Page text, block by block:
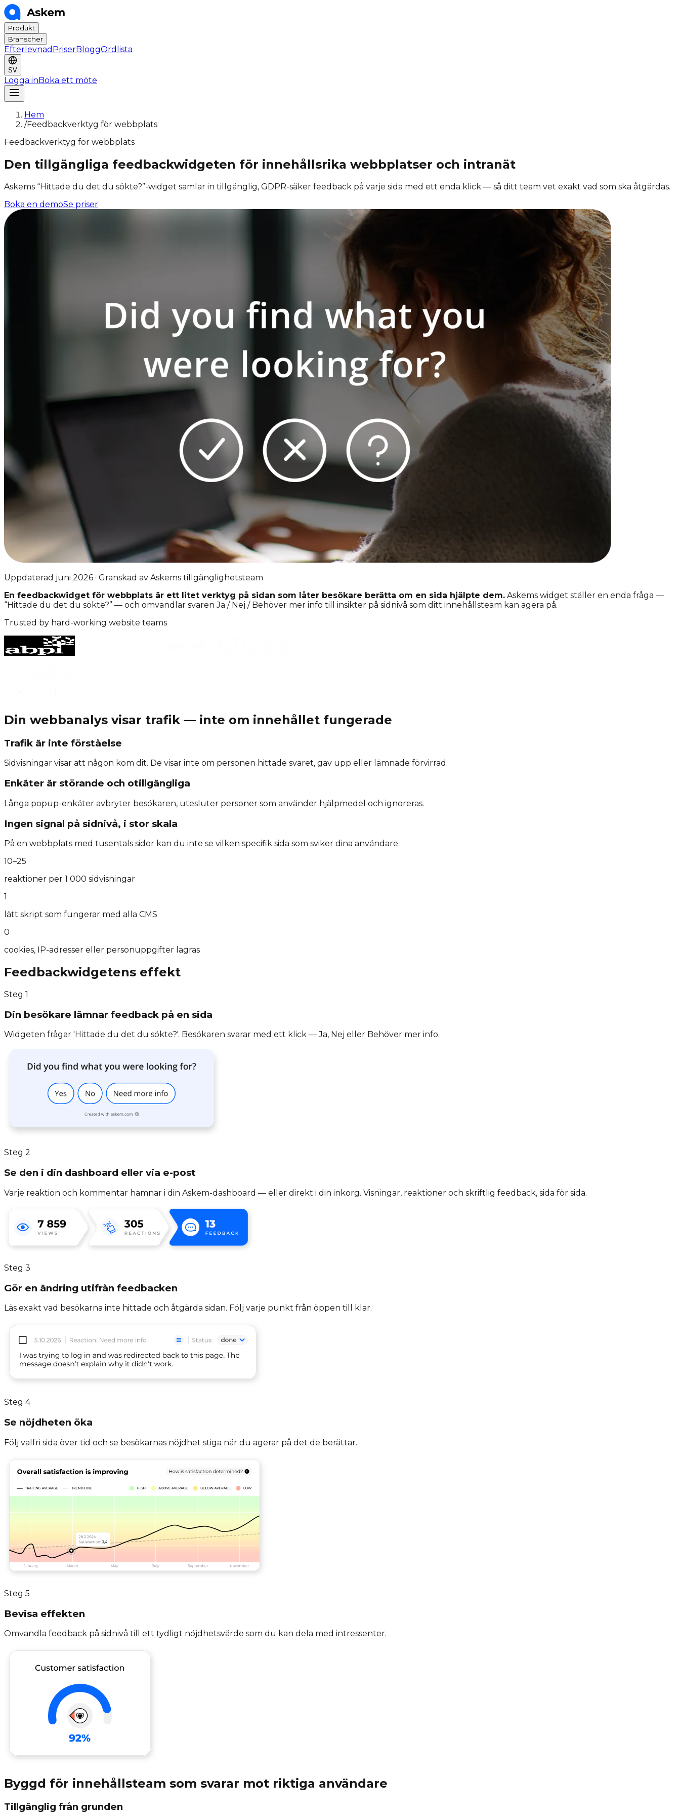
Produkt
Branscher
Efterlevnad PriserBloggOrdlista
SV
Logga inBoka ett möte
Hem
/Feedbackverktyg för webbplats
Feedbackverktyg för webbplats
Den tillgängliga feedbackwidgeten för innehållsrika webbplatser och intranät
Askems “Hittade du det du sökte?”-widget samlar in tillgänglig, GDPR-säker feedback på varje sida med ett enda klick — så ditt team vet exakt vad som ska åtgärdas.
Boka en demoSe priser
Uppdaterad juni 2026 · Granskad av Askems tillgänglighetsteam
En feedbackwidget för webbplats är ett litet verktyg på sidan som låter besökare berätta om en sida hjälpte dem. Askems widget ställer en enda fråga —
“Hittade du det du sökte?” — och omvandlar svaren Ja / Nej / Behöver mer info till insikter på sidnivå som ditt innehållsteam kan agera på.
Trusted by hard-working website teams
Din webbanalys visar trafik — inte om innehållet fungerade
Trafik är inte förståelse
Sidvisningar visar att någon kom dit. De visar inte om personen hittade svaret, gav upp eller lämnade förvirrad.
Enkäter är störande och otillgängliga
Långa popup-enkäter avbryter besökaren, utesluter personer som använder hjälpmedel och ignoreras.
Ingen signal på sidnivå, i stor skala
På en webbplats med tusentals sidor kan du inte se vilken specifik sida som sviker dina användare.
10–25
reaktioner per 1 000 sidvisningar
1
lätt skript som fungerar med alla CMS
0
cookies, IP-adresser eller personuppgifter lagras
Feedbackwidgetens effekt
Steg 1
Din besökare lämnar feedback på en sida
Widgeten frågar 'Hittade du det du sökte?'. Besökaren svarar med ett klick — Ja, Nej eller Behöver mer info.
Steg 2
Se den i din dashboard eller via e-post
Varje reaktion och kommentar hamnar i din Askem-dashboard — eller direkt i din inkorg. Visningar, reaktioner och skriftlig feedback, sida för sida.
Steg 3
Gör en ändring utifrån feedbacken
Läs exakt vad besökarna inte hittade och åtgärda sidan. Följ varje punkt från öppen till klar.
Steg 4
Se nöjdheten öka
Följ valfri sida över tid och se besökarnas nöjdhet stiga när du agerar på det de berättar.
Steg 5
Bevisa effekten
Omvandla feedback på sidnivå till ett tydligt nöjdhetsvärde som du kan dela med intressenter.
Byggd för innehållsteam som svarar mot riktiga användare
Tillgänglig från grunden